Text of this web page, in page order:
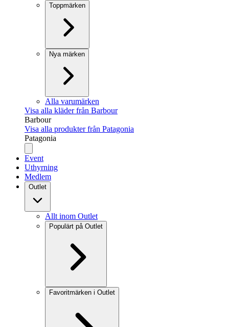
Toppmärken
Nya märken
Alla varumärken
Visa alla kläder från Barbour
Barbour
Visa alla produkter från Patagonia
Patagonia
Event
Uthyrning
Medlem
Outlet
Allt inom Outlet
Populärt på Outlet
Favoritmärken i Outlet